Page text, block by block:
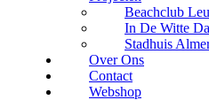
Beachclub
In De Witte
Stadhuis
Over Ons
Contact
Webshop